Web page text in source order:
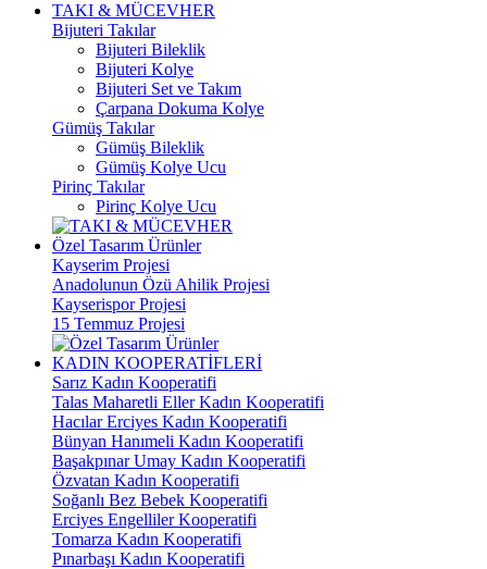
TAKI & MÜCEVHER
Bijuteri Takılar
Bijuteri Bileklik
Bijuteri Kolye
Bijuteri Set ve Takım
Çarpana Dokuma Kolye
Gümüş Takılar
Gümüş Bileklik
Gümüş Kolye Ucu
Pirinç Takılar
Pirinç Kolye Ucu
Özel Tasarım Ürünler
Kayserim Projesi
Anadolunun Özü Ahilik Projesi
Kayserispor Projesi
15 Temmuz Projesi
KADIN KOOPERATİFLERİ
Sarız Kadın Kooperatifi
Talas Maharetli Eller Kadın Kooperatifi
Hacılar Erciyes Kadın Kooperatifi
Bünyan Hanımeli Kadın Kooperatifi
Başakpınar Umay Kadın Kooperatifi
Özvatan Kadın Kooperatifi
Soğanlı Bez Bebek Kooperatifi
Erciyes Engelliler Kooperatifi
Tomarza Kadın Kooperatifi
Pınarbaşı Kadın Kooperatifi